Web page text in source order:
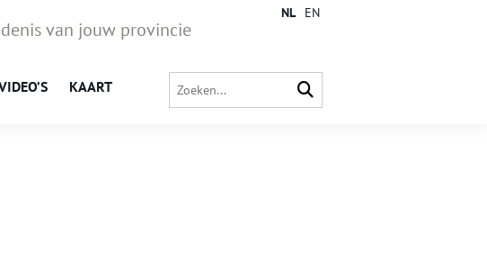
van jouw provincie
KAART
NL EN